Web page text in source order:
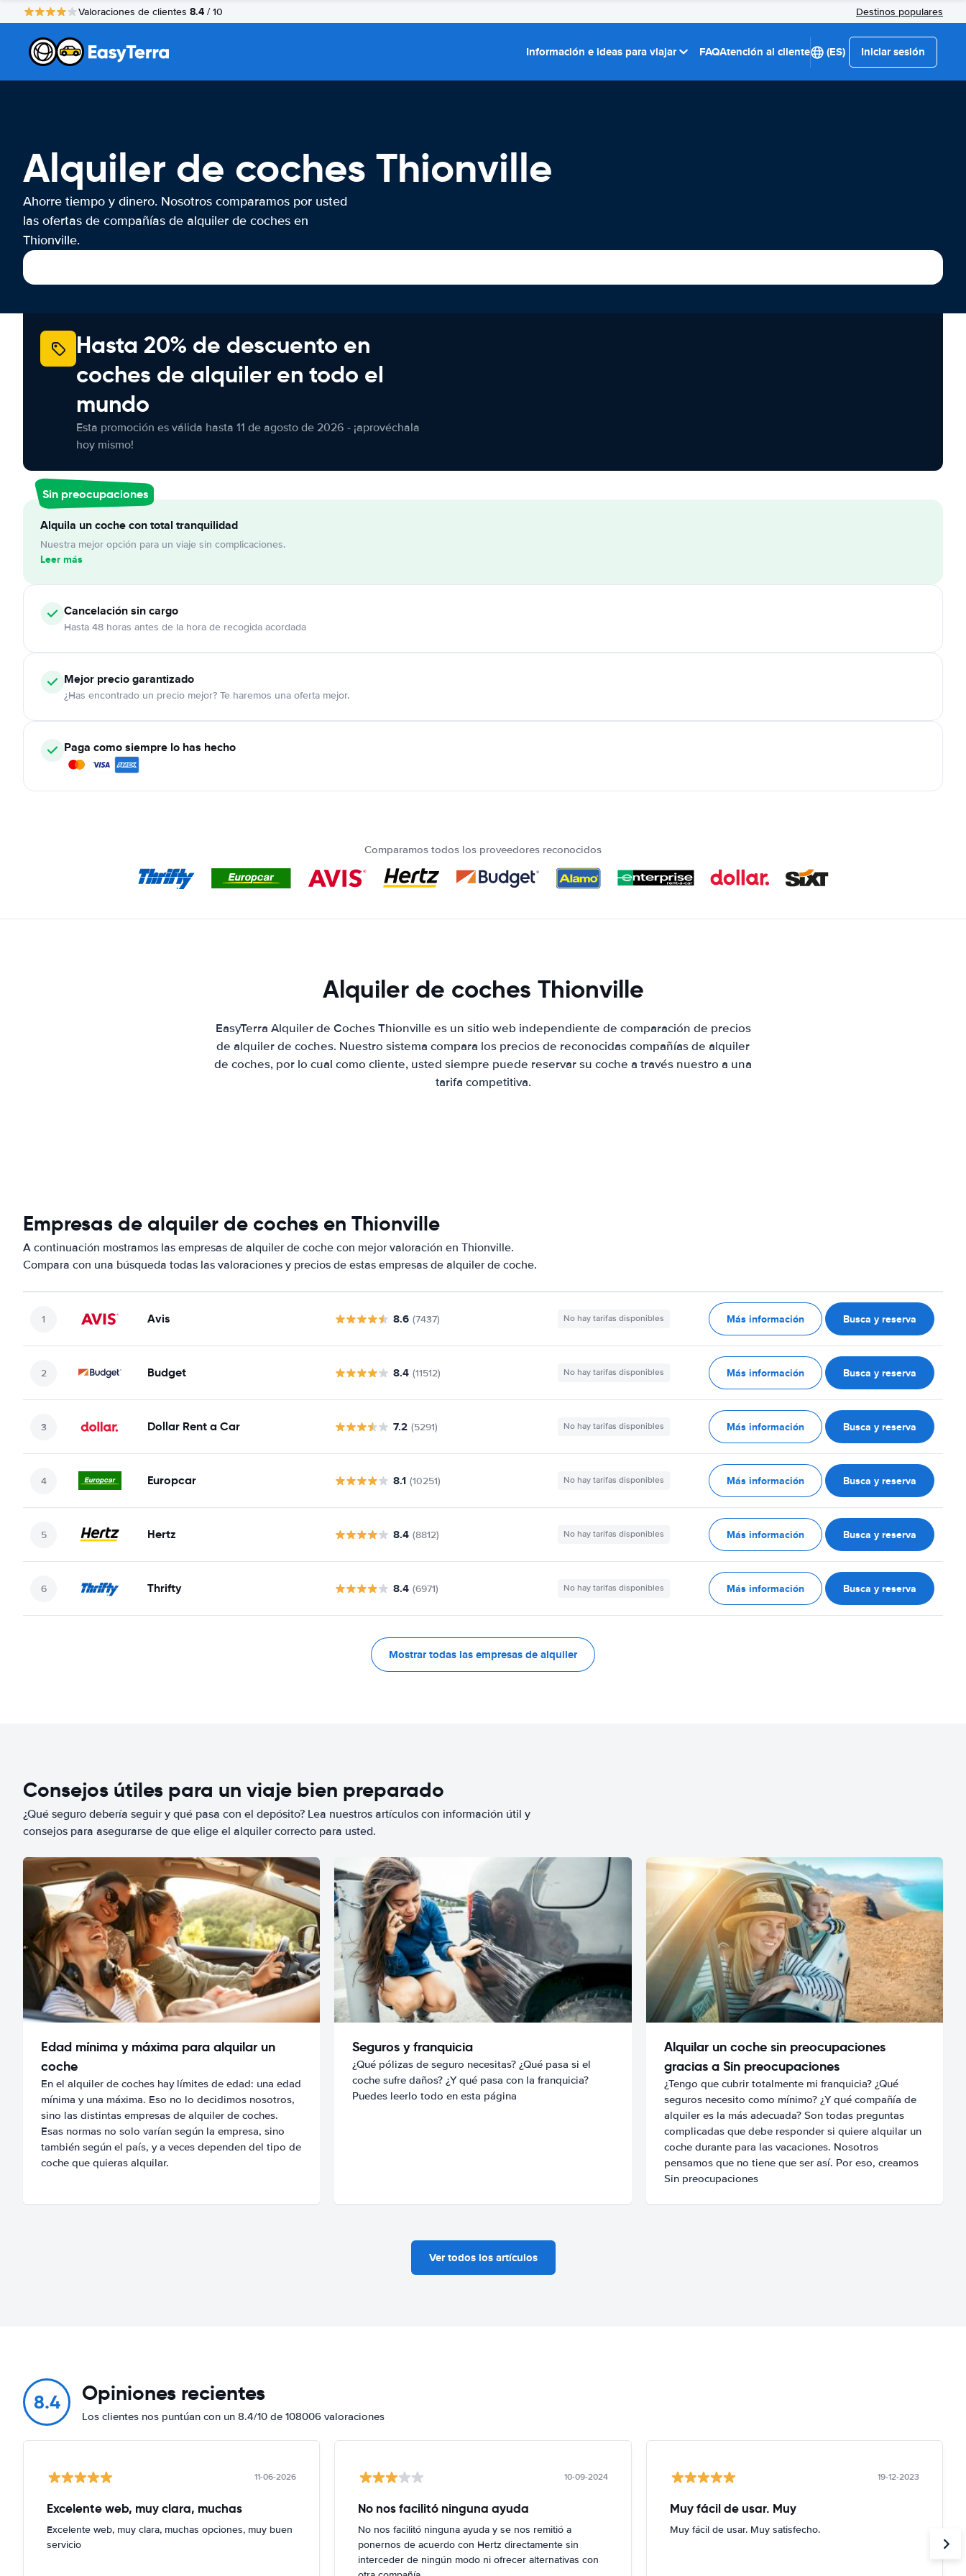
Valoraciones de clientes 8.4 / 10 Destinos populares
Información e ideas para viajar FAQAtención al cliente (ES) Iniciar sesión
Alquiler de coches Thionville
Ahorre tiempo y dinero. Nosotros comparamos por usted
las ofertas de compañías de alquiler de coches en
Thionville.
Hasta 20% de descuento en
coches de alquiler en todo el
mundo
Esta promoción es válida hasta 11 de agosto de 2026 - ¡aprovéchala
hoy mismo!
Sin preocupaciones
Alquila un coche con total tranquilidad
Nuestra mejor opción para un viaje sin complicaciones.
Leer más
Cancelaciónsin cargo
Hasta 48 horas antes de la hora de recogida acordada
Mejor precio garantizado
¿Has encontrado un precio mejor? Te haremos una oferta mejor.
Paga como siempre lo has hecho
Comparamos todos los proveedores reconocidos
Alquiler de coches Thionville
EasyTerra Alquiler de Coches Thionville es un sitio web independiente de comparación de precios
de alquiler de coches. Nuestro sistema compara los precios de reconocidas compañías de alquiler
de coches, por lo cual como cliente, usted siempre puede reservar su coche a través nuestro a una
tarifa competitiva.
Empresas de alquiler de coches en Thionville
A continuación mostramos las empresas de alquiler de coche con mejor valoración en Thionville.
Compara con una búsqueda todas las valoraciones y precios de estas empresas de alquiler de coche.
Avis 8.6 (7437) No hay tarifas disponibles Más información Busca y reserva
Budget 8.4 (11512) No hay tarifas disponibles Más información Busca y reserva
Dollar Rent a Car 7.2 (5291) No hay tarifas disponibles Más información Busca y reserva
Europcar 8.1 (10251) No hay tarifas disponibles Más información Busca y reserva
Hertz 8.4 (8812) No hay tarifas disponibles Más información Busca y reserva
Thrifty 8.4 (6971) No hay tarifas disponibles Más información Busca y reserva
Mostrar todas las empresas de alquiler
Consejos útiles para un viaje bien preparado
¿Qué seguro debería seguir y qué pasa con el depósito? Lea nuestros artículos con información útil y
consejos para asegurarse de que elige el alquiler correcto para usted.
Edad mínima y máxima para alquilar un
coche
En el alquiler de coches hay límites de edad: una edad
mínima y una máxima. Eso no lo decidimos nosotros,
sino las distintas empresas de alquiler de coches.
Esas normas no solo varían según la empresa, sino
también según el país, y a veces dependen del tipo de
coche que quieras alquilar.
Seguros y franquicia
¿Qué pólizas de seguro necesitas? ¿Qué pasa si el
coche sufre daños? ¿Y qué pasa con la franquicia?
Puedes leerlo todo en esta página
Alquilar un coche sin preocupaciones
gracias a Sin preocupaciones
¿Tengo que cubrir totalmente mi franquicia? ¿Qué
seguros necesito como mínimo? ¿Y qué compañía de
alquiler es la más adecuada? Son todas preguntas
complicadas que debe responder si quiere alquilar un
coche durante para las vacaciones. Nosotros
pensamos que no tiene que ser así. Por eso, creamos
Sin preocupaciones
Ver todos los artículos
8.4 Opiniones recientes
Los clientes nos puntúan con un 8.4/10 de 108006 valoraciones
11-06-2026
Excelente web, muy clara, muchas
Excelente web, muy clara, muchas opciones, muy buen
servicio
10-09-2024
No nos facilitó ninguna ayuda
No nos facilitó ninguna ayuda y se nos remitió a
ponernos de acuerdo con Hertz directamente sin
interceder de ningún modo ni ofrecer alternativas con
19-12-2023
Muy fácil de usar. Muy
Muy fácil de usar. Muy satisfecho.